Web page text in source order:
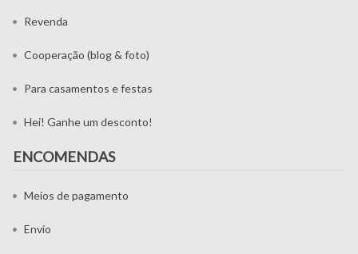
Revenda
Cooperação (blog & foto)
Para casamentos e festas
Hei! Ganhe um desconto!
ENCOMENDAS
Meios de pagamento
Envio